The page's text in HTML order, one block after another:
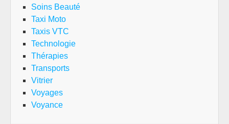
Soins Beauté
Taxi Moto
Taxis VTC
Technologie
Thérapies
Transports
Vitrier
Voyages
Voyance